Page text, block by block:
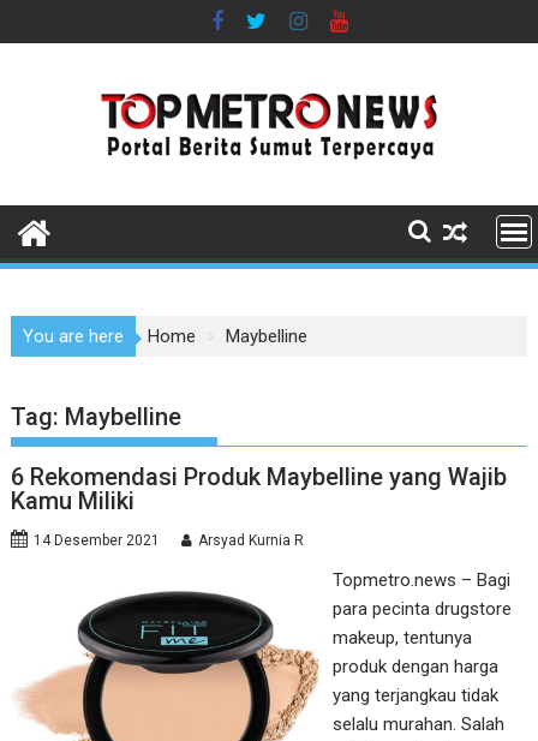
to
You are here Home Maybelline
Tag: Maybelline
6 Rekomendasi Produk Maybelline yang Wajib
Kamu Miliki
14 Desember 2021 Arsyad Kurnia R
Topmetro.news – Bagi
para pecinta drugstore
makeup, tentunya
produk dengan harga
yang terjangkau tidak
selalu murahan. Salah